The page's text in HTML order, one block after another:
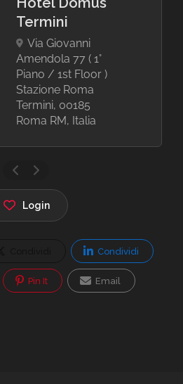
Termini
Via Giovanni
Amendola 77 ( 1°
Piano / 1st Floor )
Stazione Roma
Termini, 00185
Roma RM, Italia
Login
Condividi
Pin It Email